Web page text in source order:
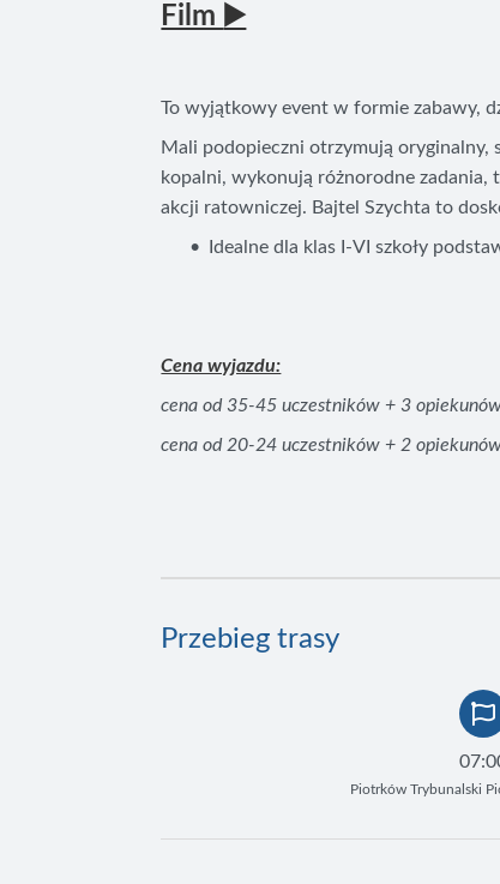
Film ▶️
To wyjątkowy event w formie zabawy,
Mali podopieczni otrzymują oryginalny,
kopalni, wykonują różnorodne zadania,
akcji ratowniczej. Bajtel Szychta to
Idealne dla klas I-VI szkoły
Cena wyjazdu:
cena od 35-45 uczestników + 3
cena od 20-24 uczestników + 2
Przebieg trasy
Piotrków Trybunalski